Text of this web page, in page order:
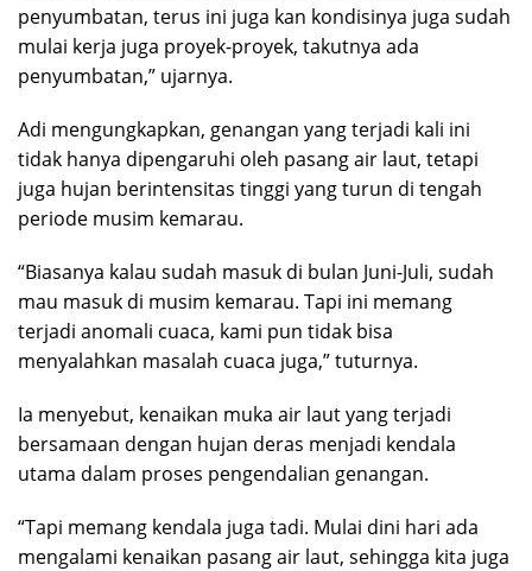
penyumbatan, terus ini juga kan kondisinya juga sudah
mulai kerja juga proyek-proyek, takutnya ada
penyumbatan,” ujarnya.
Adi mengungkapkan, genangan yang terjadi kali ini
tidak hanya dipengaruhi oleh pasang air laut, tetapi
juga hujan berintensitas tinggi yang turun di tengah
periode musim kemarau.
“Biasanya kalau sudah masuk di bulan Juni-Juli, sudah
mau masuk di musim kemarau. Tapi ini memang
terjadi anomali cuaca, kami pun tidak bisa
menyalahkan masalah cuaca juga,” tuturnya.
Ia menyebut, kenaikan muka air laut yang terjadi
bersamaan dengan hujan deras menjadi kendala
utama dalam proses pengendalian genangan.
“Tapi memang kendala juga tadi. Mulai dini hari ada
mengalami kenaikan pasang air laut, sehingga kita juga